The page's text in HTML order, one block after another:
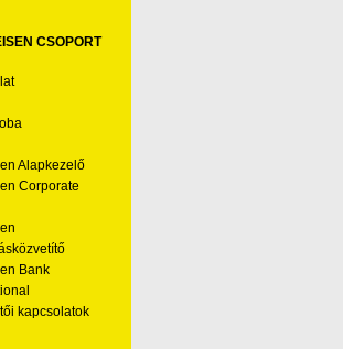
CSOPORT
Alapkezelő
Corporate
Bank
kapcsolatok